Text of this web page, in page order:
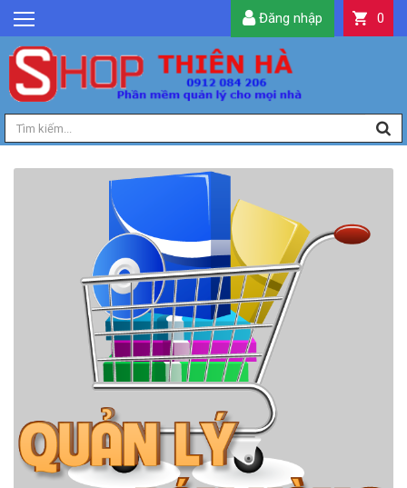
GIỚI THIỆU
TIN TỨC
SẢN PHẨM
DỊCH VỤ
0
Đăng nhập